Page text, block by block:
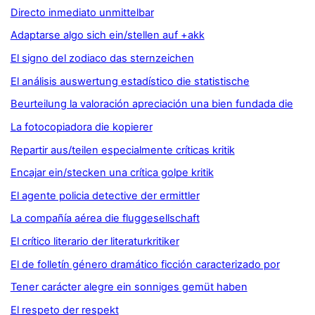
Directo inmediato unmittelbar
Adaptarse algo sich ein/stellen auf +akk
El signo del zodiaco das sternzeichen
El análisis auswertung estadístico die statistische
Beurteilung la valoración apreciación una bien fundada die
La fotocopiadora die kopierer
Repartir aus/teilen especialmente críticas kritik
Encajar ein/stecken una crítica golpe kritik
El agente policia detective der ermittler
La compañía aérea die fluggesellschaft
El crítico literario der literaturkritiker
El de folletín género dramático ficción caracterizado por
Tener carácter alegre ein sonniges gemüt haben
El respeto der respekt